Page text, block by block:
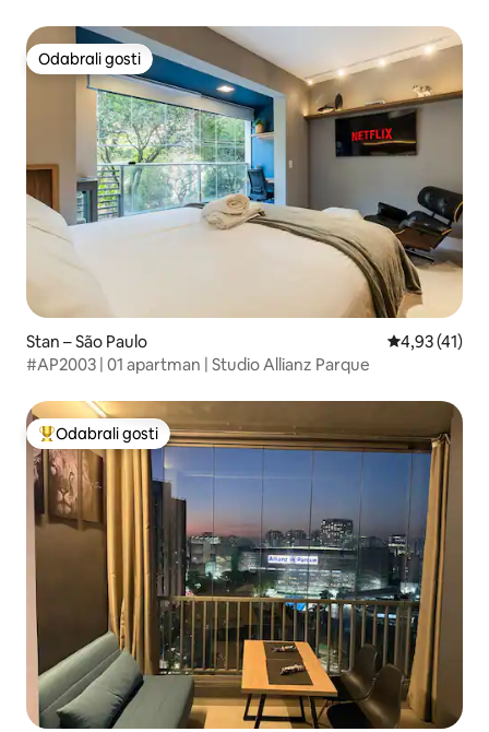
Odabrali gosti
Odabrali gosti
Stan – São Paulo Prosječna
4,93 (41)
#AP2003 | 01 apartman | Studio Allianz Parque
Među najviše rangiranima s oznakom „Odabrali gosti”
Odabrali gosti